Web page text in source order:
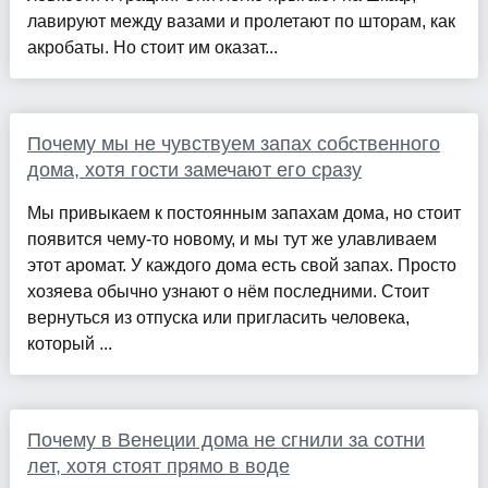
лавируют между вазами и пролетают по шторам, как
акробаты. Но стоит им оказат...
Почему мы не чувствуем запах собственного
дома, хотя гости замечают его сразу
Мы привыкаем к постоянным запахам дома, но стоит
появится чему-то новому, и мы тут же улавливаем
этот аромат. У каждого дома есть свой запах. Просто
хозяева обычно узнают о нём последними. Стоит
вернуться из отпуска или пригласить человека,
который ...
Почему в Венеции дома не сгнили за сотни
лет, хотя стоят прямо в воде